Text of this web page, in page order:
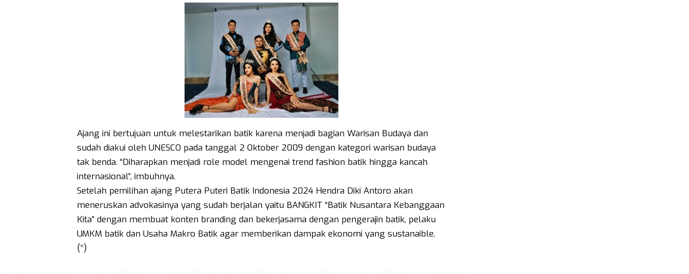
Ajang ini bertujuan untuk melestarikan batik karena menjadi bagian Warisan Budaya dan
sudah diakui oleh UNESCO pada tanggal 2 Oktober 2009 dengan kategori warisan budaya
tak benda. “Diharapkan menjadi role model mengenai trend fashion batik hingga kancah
internasional”, imbuhnya.
Setelah pemilihan ajang Putera Puteri Batik Indonesia 2024 Hendra Diki Antoro akan
meneruskan advokasinya yang sudah berjalan yaitu BANGKIT “Batik Nusantara Kebanggaan
Kita” dengan membuat konten branding dan bekerjasama dengan pengerajin batik, pelaku
UMKM batik dan Usaha Makro Batik agar memberikan dampak ekonomi yang sustanaible.
(*)